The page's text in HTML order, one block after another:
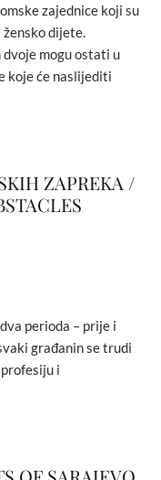
zajednice koji su
dijete.
mogu ostati u
koje će naslijediti
ZAPREKA /
perioda – prije i
građanin se trudi
i